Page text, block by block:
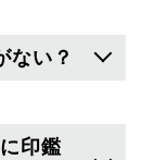
ない？
印鑑